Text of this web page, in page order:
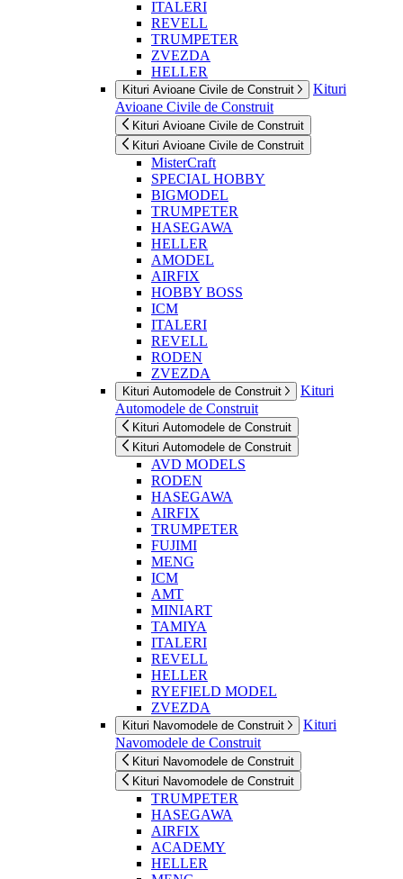
ITALERI
REVELL
TRUMPETER
ZVEZDA
HELLER
Kituri Avioane Civile de Construit
Kituri
Avioane Civile de Construit
Kituri Avioane Civile de Construit
Kituri Avioane Civile de Construit
MisterCraft
SPECIAL HOBBY
BIGMODEL
TRUMPETER
HASEGAWA
HELLER
AMODEL
AIRFIX
HOBBY BOSS
ICM
ITALERI
REVELL
RODEN
ZVEZDA
Kituri Automodele de Construit
Kituri
Automodele de Construit
Kituri Automodele de Construit
Kituri Automodele de Construit
AVD MODELS
RODEN
HASEGAWA
AIRFIX
TRUMPETER
FUJIMI
MENG
ICM
AMT
MINIART
TAMIYA
ITALERI
REVELL
HELLER
RYEFIELD MODEL
ZVEZDA
Kituri Navomodele de Construit
Kituri
Navomodele de Construit
Kituri Navomodele de Construit
Kituri Navomodele de Construit
TRUMPETER
HASEGAWA
AIRFIX
ACADEMY
HELLER